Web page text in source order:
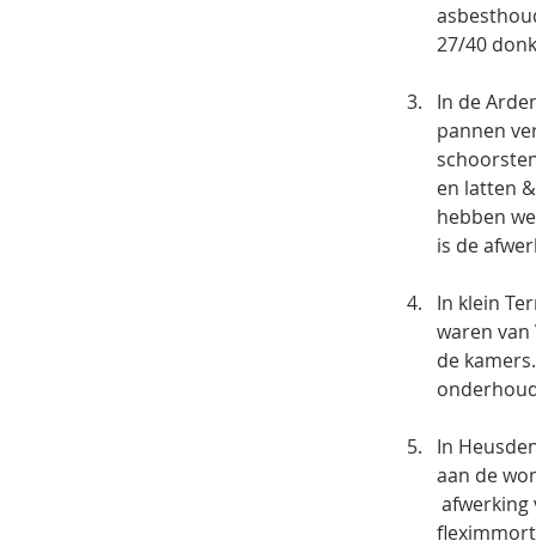
In de
pannen
en latten
hebben
In klein
waren
de
In
aan de
afwerking